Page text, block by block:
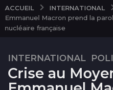
ACCUEIL INTERNATIONAL
Emmanuel Macron prend la
nucléaire française
m
o
INTERNATIONAL ,
Crise au